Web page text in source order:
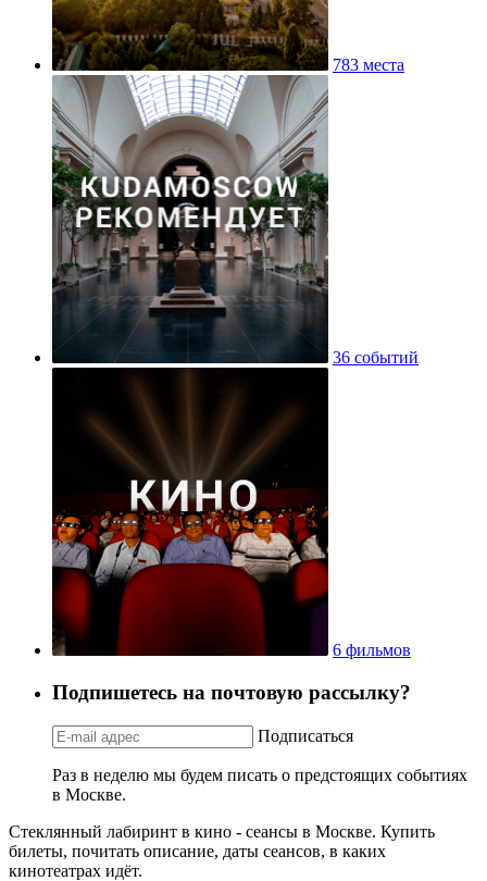
783 места
36 событий
6 фильмов
Подпишетесь на почтовую рассылку?
Подписаться
Раз в неделю мы будем писать о предстоящих событиях
в Москве.
Стеклянный лабиринт в кино - сеансы в Москве. Купить
билеты, почитать описание, даты сеансов, в каких
кинотеатрах идёт.